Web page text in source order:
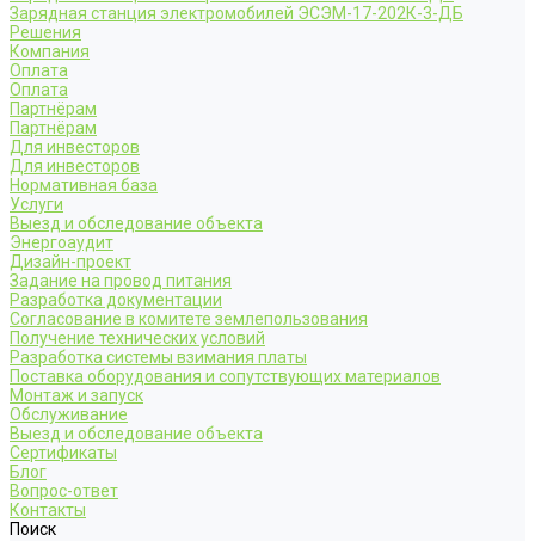
Зарядная станция электромобилей ЭСЭМ-17-202К-3-ДБ
Решения
Компания
Оплата
Оплата
Партнёрам
Партнёрам
Для инвесторов
Для инвесторов
Нормативная база
Услуги
Выезд и обследование объекта
Энергоаудит
Дизайн-проект
Задание на провод питания
Разработка документации
Согласование в комитете землепользования
Получение технических условий
Разработка системы взимания платы
Поставка оборудования и сопутствующих материалов
Монтаж и запуск
Обслуживание
Выезд и обследование объекта
Сертификаты
Блог
Вопрос-ответ
Контакты
Поиск